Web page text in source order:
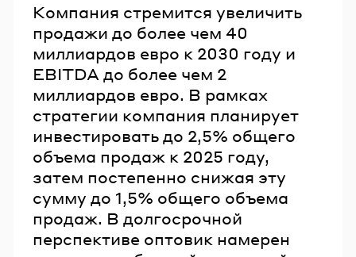
Компания стремится увеличить
продажи до более чем 40
миллиардов евро к 2030 году и
EBITDA до более чем 2
миллиардов евро. В рамках
стратегии компания планирует
инвестировать до 2,5% общего
объема продаж к 2025 году,
затем постепенно снижая эту
сумму до 1,5% общего объема
продаж. В долгосрочной
перспективе оптовик намерен